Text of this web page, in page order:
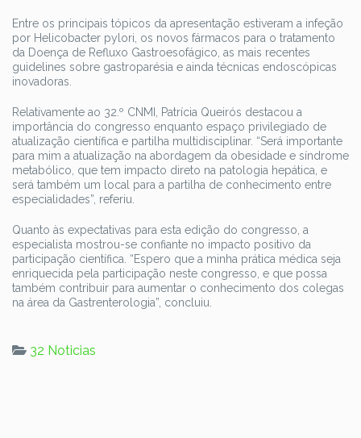
Entre os principais tópicos da apresentação estiveram a infeção
por Helicobacter pylori, os novos fármacos para o tratamento
da Doença de Refluxo Gastroesofágico, as mais recentes
guidelines sobre gastroparésia e ainda técnicas endoscópicas
inovadoras.
Relativamente ao 32.º CNMI, Patrícia Queirós destacou a
importância do congresso enquanto espaço privilegiado de
atualização científica e partilha multidisciplinar. “Será importante
para mim a atualização na abordagem da obesidade e síndrome
metabólico, que tem impacto direto na patologia hepática, e
será também um local para a partilha de conhecimento entre
especialidades”, referiu.
Quanto às expectativas para esta edição do congresso, a
especialista mostrou-se confiante no impacto positivo da
participação científica. “Espero que a minha prática médica seja
enriquecida pela participação neste congresso, e que possa
também contribuir para aumentar o conhecimento dos colegas
na área da Gastrenterologia”, concluiu.
32 Noticias